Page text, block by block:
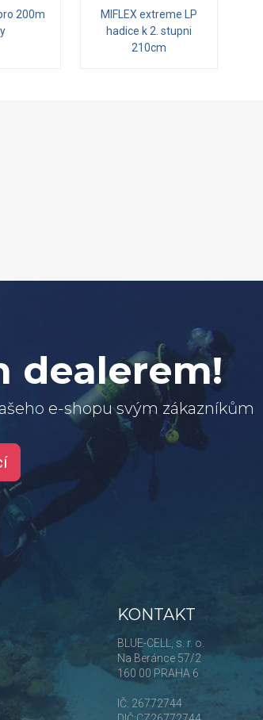
200m
MIFLEX extreme LP
hadice k 2. stupni
210cm
dealerem!
e-shopu svým zákazníkům
KONTAKT
BLUE-CELL, s. r. o.
Na Beránce 57/2
160 00 PRAHA 6
IČ: 26772744